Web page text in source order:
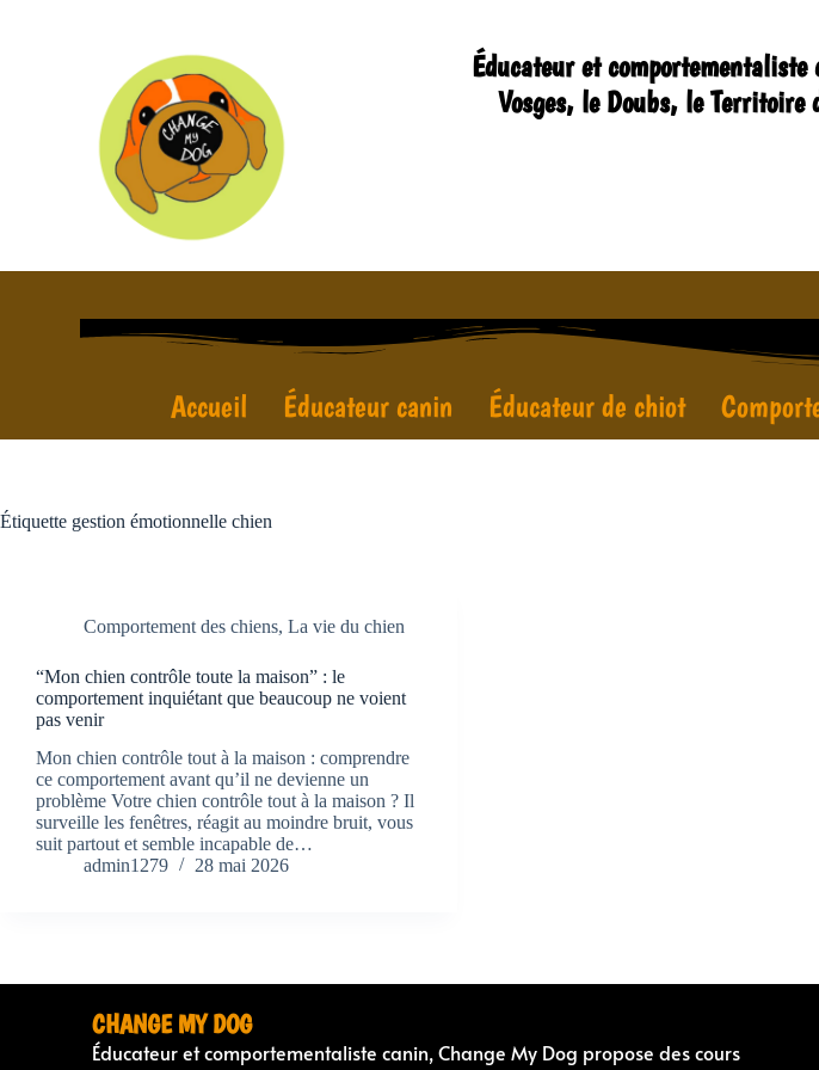
Éducateur et
Vosges, le Doubs, le
Accueil Éducateur canin Éducateur de chiot
Étiquette gestion émotionnelle chien
Comportement des chiens, La vie du chien
“Mon chien contrôle toute la maison” : le
comportement inquiétant que beaucoup ne voient
pas venir
Mon chien contrôle tout à la maison : comprendre
ce comportement avant qu’il ne devienne un
problème Votre chien contrôle tout à la maison ? Il
surveille les fenêtres, réagit au moindre bruit, vous
suit partout et semble incapable de…
admin1279
28 mai 2026
CHANGE MY DOG
Éducateur et comportementaliste canin, Change My Dog propose des cours